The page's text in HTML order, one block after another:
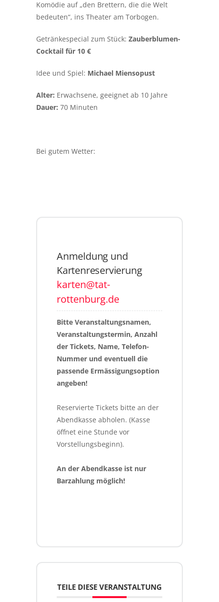
Komödie auf „den Brettern, die die Welt
bedeuten“, ins Theater am Torbogen.
Getränkespecial zum Stück: Zauberblumen-
Cocktail für 10 €
Idee und Spiel: Michael Miensopust
Alter: Erwachsene, geeignet ab 10 Jahre
Dauer: 70 Minuten
Bei gutem Wetter:
Anmeldung und
Kartenreservierung
karten@tat-
rottenburg.de
Bitte Veranstaltungsnamen,
Veranstaltungstermin, Anzahl
der Tickets, Name, Telefon-
Nummer und eventuell die
passende Ermässigungsoption
angeben!
Reservierte Tickets bitte an der
Abendkasse abholen. (Kasse
öffnet eine Stunde vor
Vorstellungsbeginn).
An der Abendkasse ist nur
Barzahlung möglich!
TEILE DIESE VERANSTALTUNG